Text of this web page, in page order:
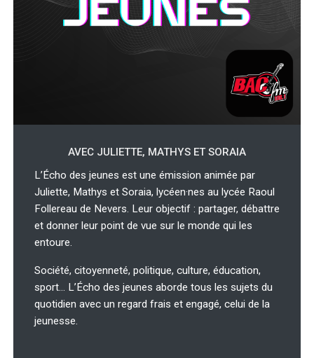
AVEC JULIETTE, MATHYS ET SORAIA
L’Écho des jeunes est une émission animée par
Juliette, Mathys et Soraia, lycéen·nes au lycée Raoul
Follereau de Nevers. Leur objectif : partager, débattre
et donner leur point de vue sur le monde qui les
entoure.
Société, citoyenneté, politique, culture, éducation,
sport… L’Écho des jeunes aborde tous les sujets du
quotidien avec un regard frais et engagé, celui de la
jeunesse.